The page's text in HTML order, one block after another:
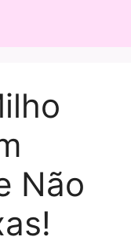
Não